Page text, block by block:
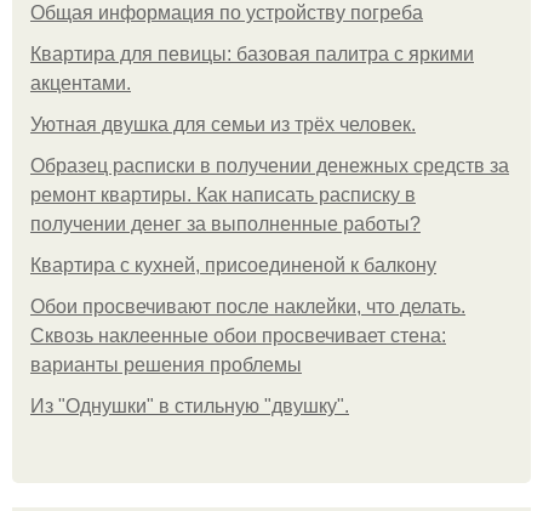
Общая информация по устройству погреба
Квартира для певицы: базовая палитра с яркими
акцентами.
Уютная двушка для семьи из трёх человек.
Образец расписки в получении денежных средств за
ремонт квартиры. Как написать расписку в
получении денег за выполненные работы?
Квартира с кухней, присоединеной к балкону
Обои просвечивают после наклейки, что делать.
Сквозь наклеенные обои просвечивает стена:
варианты решения проблемы
Из "Однушки" в стильную "двушку".